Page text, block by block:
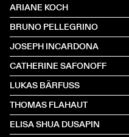
ARIANE KOCH
BRUNO PELLEGRINO
JOSEPH INCARDONA
CATHERINE SAFONOFF
LUKAS BÄRFUSS
THOMAS FLAHAUT
ELISA SHUA DUSAPIN